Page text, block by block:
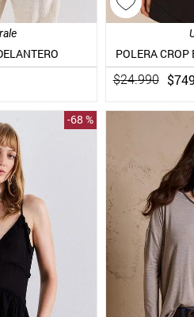
$24.990 $
-68 %